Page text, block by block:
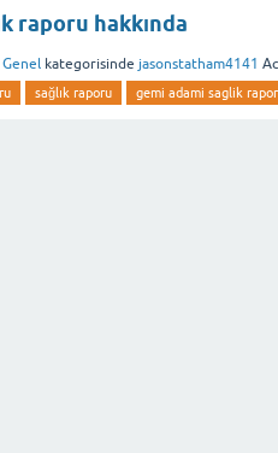
raporu hakkında
kategorisinde jasonstatham4141
sağlık raporu gemi adami saglik